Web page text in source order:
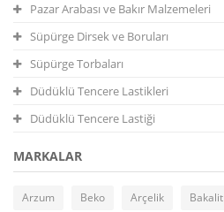
Pazar Arabası ve Bakır Malzemeleri
Süpürge Dirsek ve Boruları
Süpürge Torbaları
Düdüklü Tencere Lastikleri
Düdüklü Tencere Lastiği
MARKALAR
Arzum Beko Arçelik Bakalit